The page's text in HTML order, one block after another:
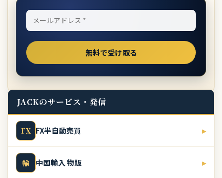
JACKのサービス・発信
FX FX半自動売買 ▸
輸 中国輸入 物販 ▸